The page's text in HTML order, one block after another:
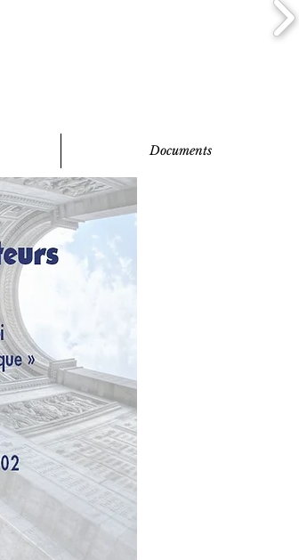
Documents